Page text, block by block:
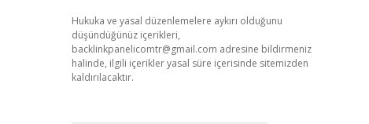
Hukuka ve yasal düzenlemelere aykırı olduğunu
düşündüğünüz içerikleri,
backlinkpanelicomtr@gmail.com adresine bildirmeniz
halinde, ilgili içerikler yasal süre içerisinde sitemizden
kaldırılacaktır.